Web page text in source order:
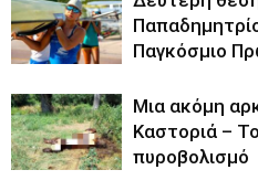
Παγκόσμιο
Μια ακόμη
Καστοριά –
πυροβολισμό